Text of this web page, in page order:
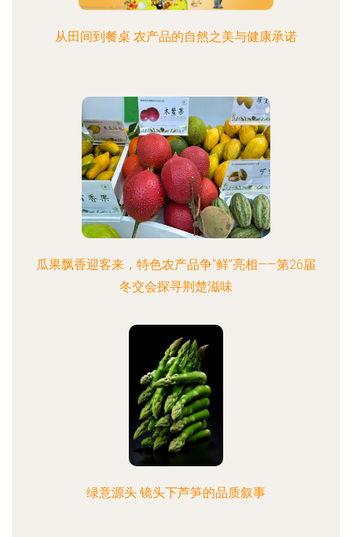
从田间到餐桌 农产品的自然之美与健康承诺
瓜果飘香迎客来，特色农产品争“鲜”亮相——第26届
冬交会探寻荆楚滋味
绿意源头 镜头下芦笋的品质叙事